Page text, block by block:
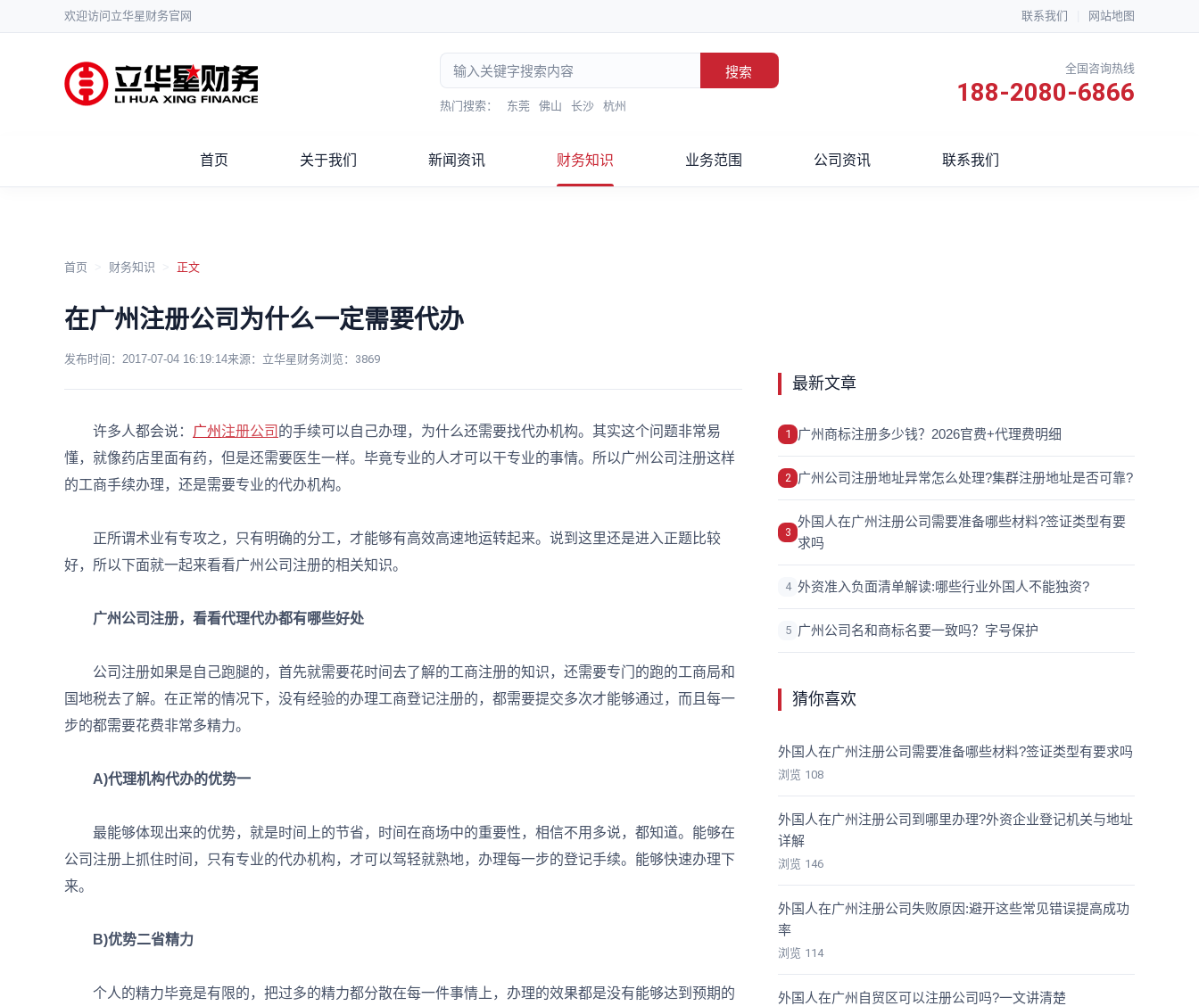
欢迎访问立华星财务官网 联系我们 网站地图
搜索
热门搜索： 东莞 佛山 长沙 杭州
全国咨询热线
188-2080-6866
首页 关于我们 新闻资讯 财务知识 业务范围 公司资讯 联系我们
首页 财务知识 正文
在广州注册公司为什么一定需要代办
发布时间： 2017-07-04 16:19:14来源：立华星财务浏览： 3869
许多人都会说： 广州 注册公司 的手续可以自己办理，为什么还需要找代办机构。其实这个问题非常易
懂，就像药店里面有药，但是还需要医生一样。毕竟专业的人才可以干专业的事情。所以广州公司注册这样
的工商手续办理，还是需要专业的代办机构。
正所谓术业有专攻之，只有明确的分工，才能够有高效高速地运转起来。说到这里还是进入正题比较
好，所以下面就一起来看看广州公司注册的相关知识。
广州公司注册，看看代理代办都有哪些好处
公司注册如果是自己跑腿的，首先就需要花时间去了解的工商注册的知识，还需要专门的跑的工商局和
国地税去了解。在正常的情况下，没有经验的办理工商登记注册的，都需要提交多次才能够通过，而且每一
步的都需要花费非常多精力。
A)代理机构代办的优势一
最能够体现出来的优势，就是时间上的节省，时间在商场中的重要性，相信不用多说，都知道。能够在
公司注册上抓住时间，只有专业的代办机构，才可以驾轻就熟地，办理每一步的登记手续。能够快速办理下
来。
B)优势二省精力
个人的精力毕竟是有限的，把过多的精力都分散在每一件事情上，办理的效果都是没有能够达到预期的
最新文章
1 广州商标注册多少钱？2026官费+代理费明细
2 广州公司注册地址异常怎么处理?集群注册地址是否可靠?
3
外国人在广州注册公司需要准备哪些材料?签证类型有要
求吗
4 外资准入负面清单解读:哪些行业外国人不能独资?
5 广州公司名和商标名要一致吗？字号保护
猜你喜欢
外国人在广州注册公司需要准备哪些材料?签证类型有要求吗
浏览 108
外国人在广州注册公司到哪里办理?外资企业登记机关与地址
详解
浏览 146
外国人在广州注册公司失败原因:避开这些常见错误提高成功
率
浏览 114
外国人在广州自贸区可以注册公司吗?一文讲清楚